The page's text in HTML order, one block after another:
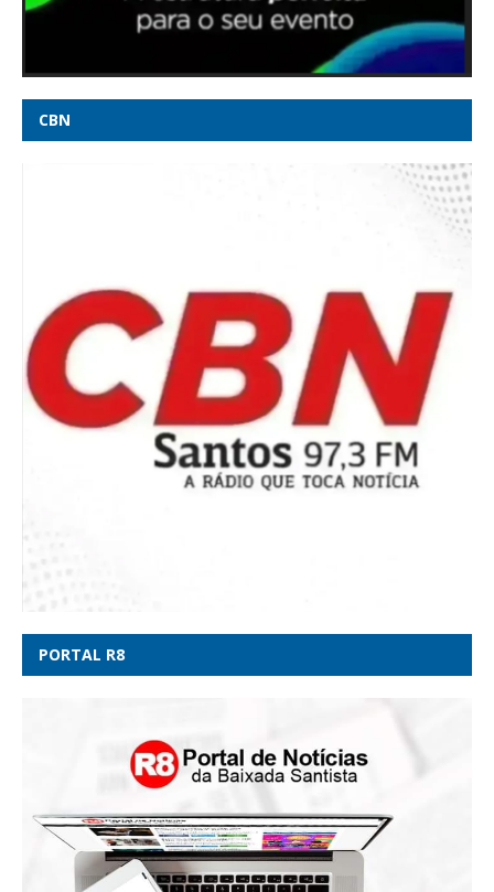
Milei republica postagem com críticas a Lula - CNN Brasil
Foto achada pela PF mostra políticos em piscina com
Ala do STF vê como ‘inadmissível’ tom da manifestação de
chefes da PF em apoio ao diretor-geral em meio a crise com
CBN
PORTAL R8